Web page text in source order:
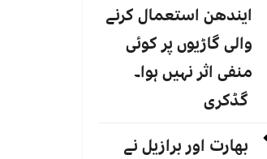
ایندھن استعمال کرنے
والی گاڑیوں پر کوئی
منفی اثر نہیں ہوا۔
گڈکری
بھارت اور برازیل نے